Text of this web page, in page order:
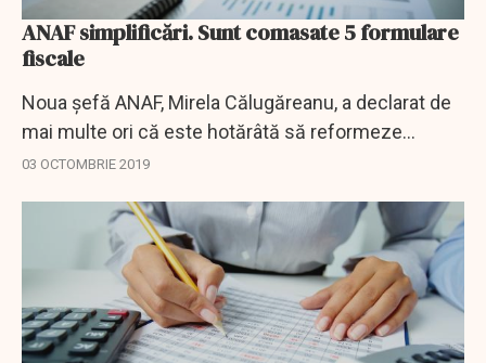
ANAF simplificări. Sunt comasate 5 formulare
fiscale
Noua șefă ANAF, Mirela Călugăreanu, a declarat de
mai multe ori că este hotărâtă să reformeze
instituția și că va lua măsură pentru simplificarea și
03 OCTOMBRIE 2019